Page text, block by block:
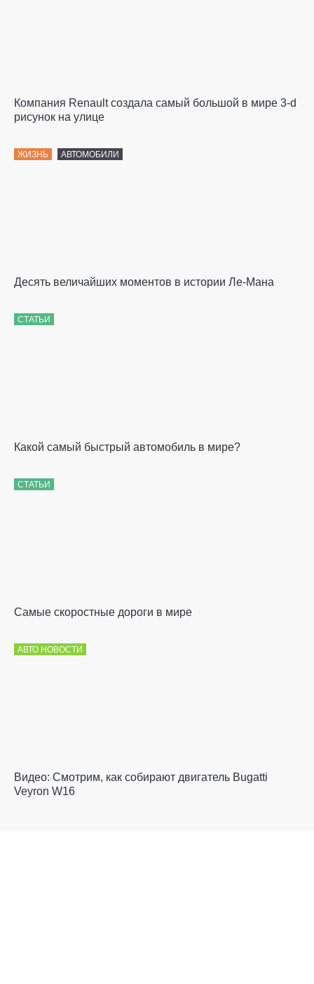
Компания Renault создала самый большой в мире 3-d
рисунок на улице
ЖИЗНЬ АВТОМОБИЛИ
Десять величайших моментов в истории Ле-Мана
СТАТЬИ
Какой самый быстрый автомобиль в мире?
СТАТЬИ
Самые скоростные дороги в мире
АВТО НОВОСТИ
Видео: Смотрим, как собирают двигатель Bugatti
Veyron W16